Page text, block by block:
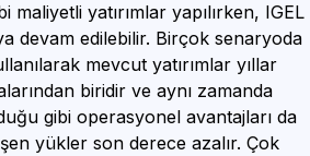
yatırımlar yapılırken, IGEL
devam edilebilir. Birçok senaryoda
mevcut yatırımlar yıllar
biridir ve aynı zamanda
gibi operasyonel avantajları da
yükler son derece azalır. Çok